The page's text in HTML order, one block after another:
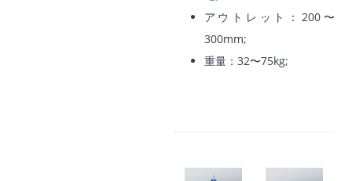
アウトレット：200〜
300mm;
重量：32〜75kg;